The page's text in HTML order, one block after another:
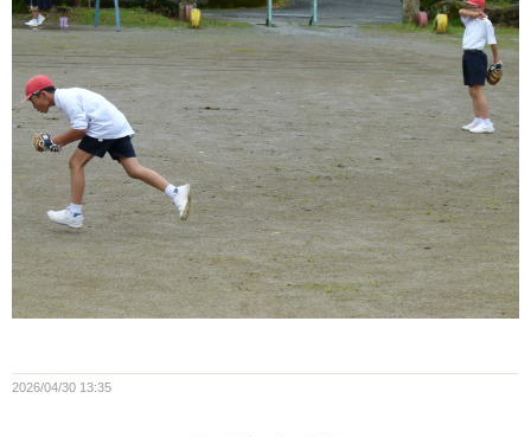
2026/04/30 13:35